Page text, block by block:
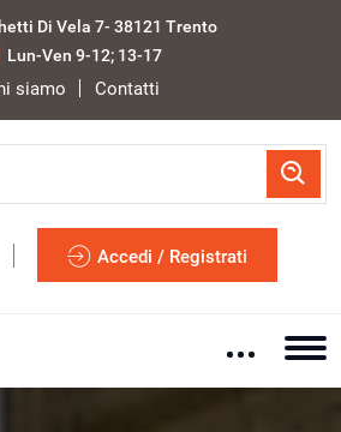
Di Vela 7- 38121 Trento
Lun-Ven 9-12; 13-17
siamo Contatti
Accedi / Registrati